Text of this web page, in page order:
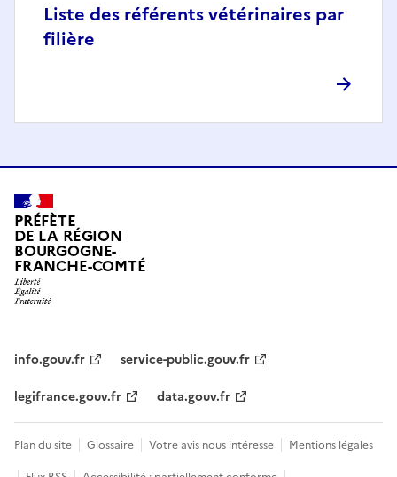
Liste des référents vétérinaires par
filière
PRÉFÈTE
DE LA RÉGION
BOURGOGNE-
FRANCHE-COMTÉ
info.gouv.fr
service-public.gouv.fr
legifrance.gouv.fr
data.gouv.fr
Plan du site Glossaire Votre avis nous intéresse
Mentions légales